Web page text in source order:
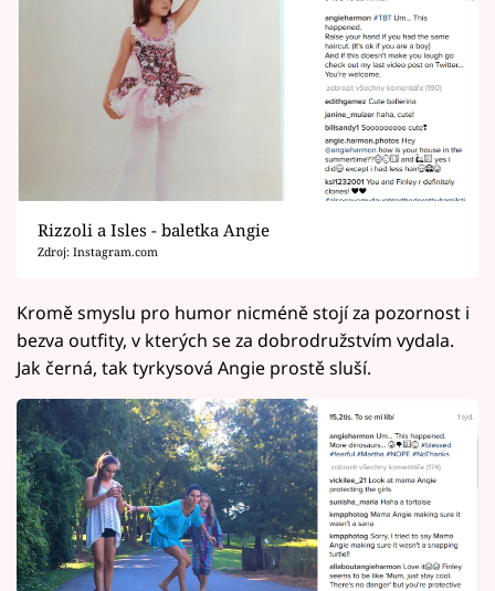
Rizzoli a Isles - baletka Angie
Zdroj: Instagram.com
Kromě smyslu pro humor nicméně stojí za pozornost i
bezva outfity, v kterých se za dobrodružstvím vydala.
Jak černá, tak tyrkysová Angie prostě sluší.